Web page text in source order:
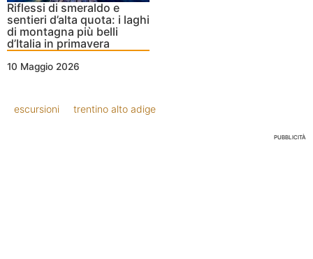
Riflessi di smeraldo e
sentieri d’alta quota: i laghi
di montagna più belli
d’Italia in primavera
10 Maggio 2026
escursioni trentino alto adige
PUBBLICITÀ